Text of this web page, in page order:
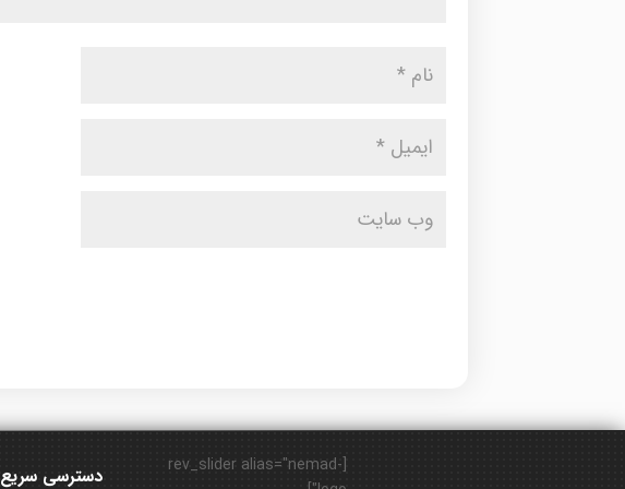
دسترسی سریع
[rev_slider alias="nemad-